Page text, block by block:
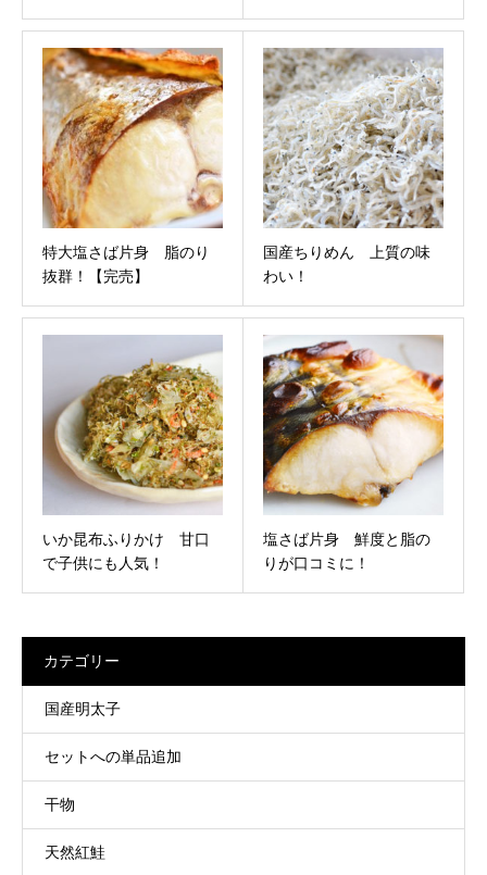
特大塩さば片身 脂のり
抜群！【完売】
国産ちりめん 上質の味
わい！
いか昆布ふりかけ 甘口
で子供にも人気！
塩さば片身 鮮度と脂の
りが口コミに！
カテゴリー
国産明太子
セットへの単品追加
干物
天然紅鮭